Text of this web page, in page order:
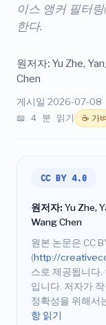
이스 앵커 필터링
한다.
원저자: Yu Zhe,
Chen
게시일 2026-07-08
📖 4 분 읽기 ☕ 가
CC BY 4.0
원저자:Yu Zhe,
Wang Chen
원본 논문은 CC
(http://
스로 제공됩니다.
입니다. 저자가
정확성을 위해서
항 읽기